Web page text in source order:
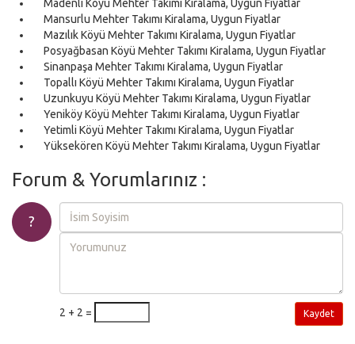
Madenli Köyü Mehter Takımı Kiralama, Uygun Fiyatlar
Mansurlu Mehter Takımı Kiralama, Uygun Fiyatlar
Mazılık Köyü Mehter Takımı Kiralama, Uygun Fiyatlar
Posyağbasan Köyü Mehter Takımı Kiralama, Uygun Fiyatlar
Sinanpaşa Mehter Takımı Kiralama, Uygun Fiyatlar
Topallı Köyü Mehter Takımı Kiralama, Uygun Fiyatlar
Uzunkuyu Köyü Mehter Takımı Kiralama, Uygun Fiyatlar
Yeniköy Köyü Mehter Takımı Kiralama, Uygun Fiyatlar
Yetimli Köyü Mehter Takımı Kiralama, Uygun Fiyatlar
Yüksekören Köyü Mehter Takımı Kiralama, Uygun Fiyatlar
Forum & Yorumlarınız :
?
2 + 2 = Kaydet